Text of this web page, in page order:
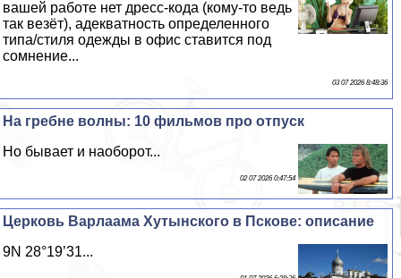
вашей работе нет дресс-кода (кому-то ведь
так везёт), адекватность определенного
типа/стиля одежды в офис ставится под
сомнение...
03 07 2026 8:48:36
На гребне волны: 10 фильмов про отпуск
Но бывает и наоборот...
02 07 2026 0:47:54
Церковь Варлаама Хутынского в Пскове: описание
9N 28°19’31...